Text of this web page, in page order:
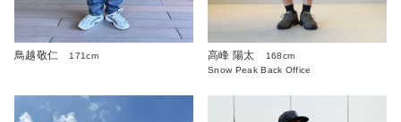
鳥越敬仁 171cm 高峰 陽太
168cm
Snow Peak Back Office